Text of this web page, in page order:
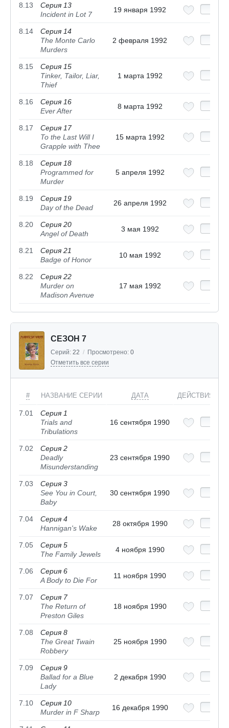
8.13
Серия 13
Incident in Lot 7
19 января 1992
8.14
Серия 14
The Monte Carlo
Murders
2 февраля 1992
8.15
Серия 15
Tinker, Tailor, Liar,
Thief
1 марта 1992
8.16
Серия 16
Ever After
8 марта 1992
8.17
Серия 17
To the Last Will I
Grapple with Thee
15 марта 1992
8.18
Серия 18
Programmed for
Murder
5 апреля 1992
8.19
Серия 19
Day of the Dead
26 апреля 1992
8.20
Серия 20
Angel of Death
3 мая 1992
8.21
Серия 21
Badge of Honor
10 мая 1992
8.22
Серия 22
Murder on
Madison Avenue
17 мая 1992
СЕЗОН 7
Серий: 22 / Просмотрено: 0
Отметить все серии
# НАЗВАНИЕ СЕРИИ ДАТА ДЕЙСТВИЯ
7.01
Серия 1
Trials and
Tribulations
16 сентября 1990
7.02
Серия 2
Deadly
Misunderstanding
23 сентября 1990
7.03
Серия 3
See You in Court,
Baby
30 сентября 1990
7.04
Серия 4
Hannigan's Wake
28 октября 1990
7.05
Серия 5
The Family Jewels
4 ноября 1990
7.06
Серия 6
A Body to Die For
11 ноября 1990
7.07
Серия 7
The Return of
Preston Giles
18 ноября 1990
7.08
Серия 8
The Great Twain
Robbery
25 ноября 1990
7.09
Серия 9
Ballad for a Blue
Lady
2 декабря 1990
7.10
Серия 10
Murder in F Sharp
16 декабря 1990